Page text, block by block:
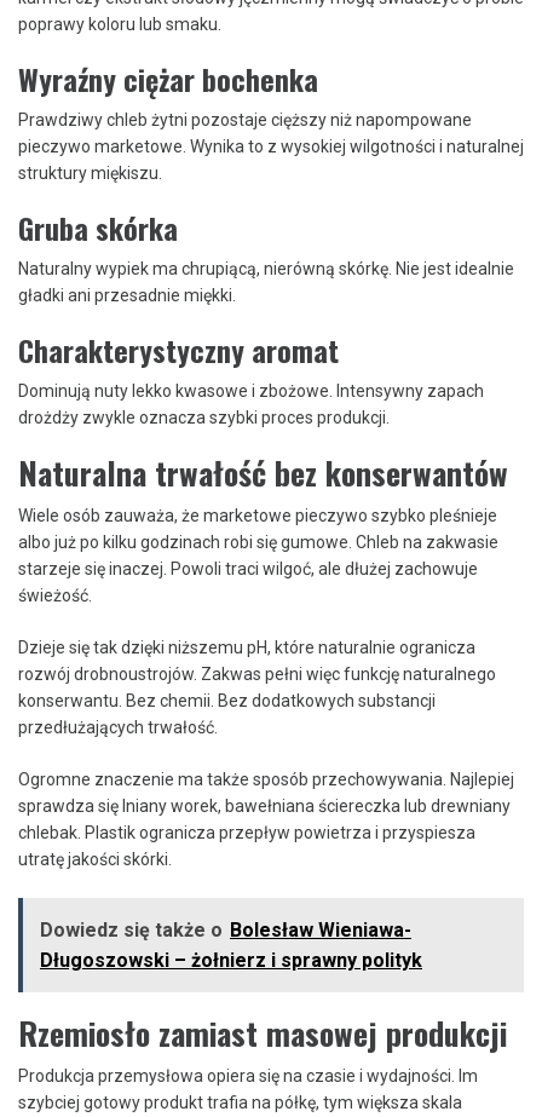
poprawy koloru lub smaku.
Wyraźny ciężar bochenka
Prawdziwy chleb żytni pozostaje cięższy niż napompowane
pieczywo marketowe. Wynika to z wysokiej wilgotności i naturalnej
struktury miękiszu.
Gruba skórka
Naturalny wypiek ma chrupiącą, nierówną skórkę. Nie jest idealnie
gładki ani przesadnie miękki.
Charakterystyczny aromat
Dominują nuty lekko kwasowe i zbożowe. Intensywny zapach
drożdży zwykle oznacza szybki proces produkcji.
Naturalna trwałość bez konserwantów
Wiele osób zauważa, że marketowe pieczywo szybko pleśnieje
albo już po kilku godzinach robi się gumowe. Chleb na zakwasie
starzeje się inaczej. Powoli traci wilgoć, ale dłużej zachowuje
świeżość.
Dzieje się tak dzięki niższemu pH, które naturalnie ogranicza
rozwój drobnoustrojów. Zakwas pełni więc funkcję naturalnego
konserwantu. Bez chemii. Bez dodatkowych substancji
przedłużających trwałość.
Ogromne znaczenie ma także sposób przechowywania. Najlepiej
sprawdza się lniany worek, bawełniana ściereczka lub drewniany
chlebak. Plastik ogranicza przepływ powietrza i przyspiesza
utratę jakości skórki.
Dowiedz się także o Bolesław Wieniawa-
Długoszowski – żołnierz i sprawny polityk
Rzemiosło zamiast masowej produkcji
Produkcja przemysłowa opiera się na czasie i wydajności. Im
szybciej gotowy produkt trafia na półkę, tym większa skala